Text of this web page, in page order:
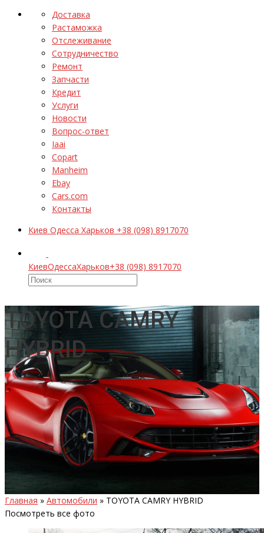
Доставка
Растаможка
Отслеживание
Сотрудничество
Ремонт
Запчасти
Кредит
Услуги
Новости
Вопрос-ответ
Iaai
Copart
Manheim
Ebay
Cars.com
Контакты
Киев Одесса Харьков +38 (098) 8917070
КиевОдессаХарьков+38 (098) 8917070
TOYOTA CAMRY
HYBRID
Главная » Автомобили » TOYOTA CAMRY HYBRID
Посмотреть все фото